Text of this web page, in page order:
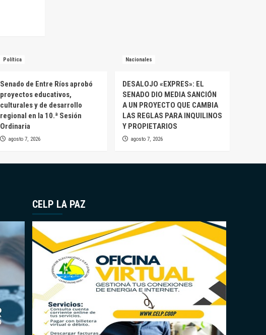
Política
Senado de Entre Ríos aprobó
proyectos educativos,
culturales y de desarrollo
regional en la 10.ª Sesión
Ordinaria
agosto 7, 2026
Nacionales
DESALOJO «EXPRES»: EL
SENADO DIO MEDIA SANCIÓN
A UN PROYECTO QUE CAMBIA
LAS REGLAS PARA INQUILINOS
Y PROPIETARIOS
agosto 7, 2026
CELP LA PAZ